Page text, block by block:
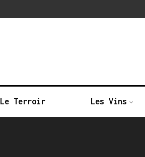
Le Terroir Les Vins